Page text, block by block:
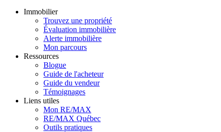
Immobilier
Trouvez une propriété
Évaluation immobilière
Alerte immobilière
Mon parcours
Ressources
Blogue
Guide de l'acheteur
Guide du vendeur
Témoignages
Liens utiles
Mon RE/MAX
RE/MAX Québec
Outils pratiques